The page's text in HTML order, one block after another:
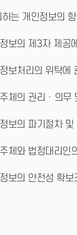
는 개인정보의
보의 제3자 제공
보처리의 위탁에
체의 권리ㆍ의무
보의 파기절차 및
체와 법정대리인
보의 안전성 확보